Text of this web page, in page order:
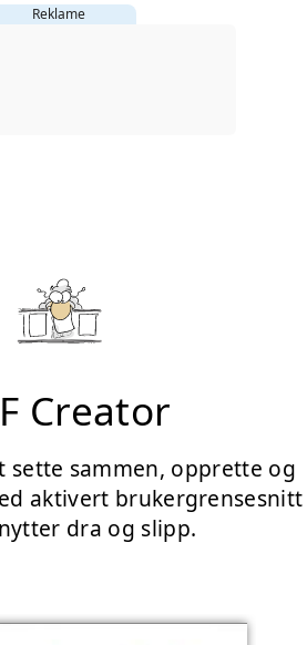
Reklame
Creator
sette sammen, opprette og
aktivert brukergrensesnitt
dra og slipp.